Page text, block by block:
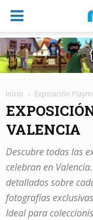
Inicio Exposición
VALENCIA
Descubre todas las
celebran en
detallados sobre
fotografías
Ideal para